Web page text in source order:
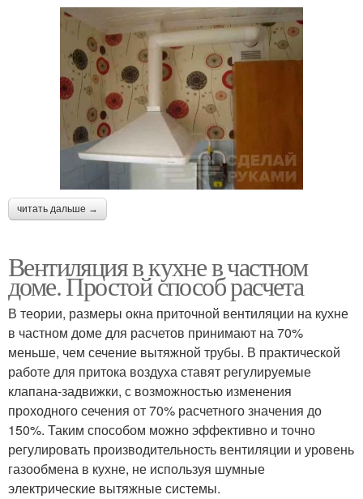
читать дальше →
Вентиляция в кухне в частном
доме. Простой способ расчета
В теории, размеры окна приточной вентиляции на кухне
в частном доме для расчетов принимают на 70%
меньше, чем сечение вытяжной трубы. В практической
работе для притока воздуха ставят регулируемые
клапана-задвижки, с возможностью изменения
проходного сечения от 70% расчетного значения до
150%. Таким способом можно эффективно и точно
регулировать производительность вентиляции и уровень
газообмена в кухне, не используя шумные
электрические вытяжные системы.